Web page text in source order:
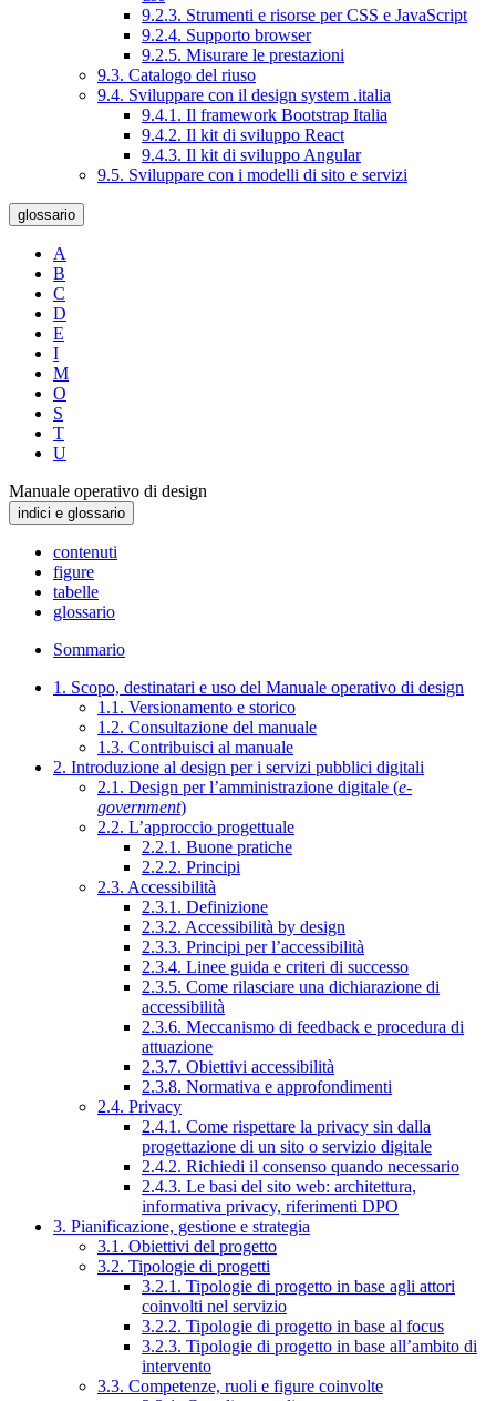
9.2.3. Strumenti e risorse per CSS e JavaScript
9.2.4. Supporto browser
9.2.5. Misurare le prestazioni
9.3. Catalogo del riuso
9.4. Sviluppare con il design system .italia
9.4.1. Il framework Bootstrap Italia
9.4.2. Il kit di sviluppo React
9.4.3. Il kit di sviluppo Angular
9.5. Sviluppare con i modelli di sito e servizi
glossario
A
B
C
D
E
I
M
O
S
T
U
Manuale operativo di design
indici e glossario
contenuti
figure
tabelle
glossario
Sommario
1. Scopo, destinatari e uso del Manuale operativo di design
1.1. Versionamento e storico
1.2. Consultazione del manuale
1.3. Contribuisci al manuale
2. Introduzione al design per i servizi pubblici digitali
2.1. Design per l’amministrazione digitale (e-
government)
2.2. L’approccio progettuale
2.2.1. Buone pratiche
2.2.2. Principi
2.3. Accessibilità
2.3.1. Definizione
2.3.2. Accessibilità by design
2.3.3. Principi per l’accessibilità
2.3.4. Linee guida e criteri di successo
2.3.5. Come rilasciare una dichiarazione di
accessibilità
2.3.6. Meccanismo di feedback e procedura di
attuazione
2.3.7. Obiettivi accessibilità
2.3.8. Normativa e approfondimenti
2.4. Privacy
2.4.1. Come rispettare la privacy sin dalla
progettazione di un sito o servizio digitale
2.4.2. Richiedi il consenso quando necessario
2.4.3. Le basi del sito web: architettura,
informativa privacy, riferimenti DPO
3. Pianificazione, gestione e strategia
3.1. Obiettivi del progetto
3.2. Tipologie di progetti
3.2.1. Tipologie di progetto in base agli attori
coinvolti nel servizio
3.2.2. Tipologie di progetto in base al focus
3.2.3. Tipologie di progetto in base all’ambito di
intervento
3.3. Competenze, ruoli e figure coinvolte